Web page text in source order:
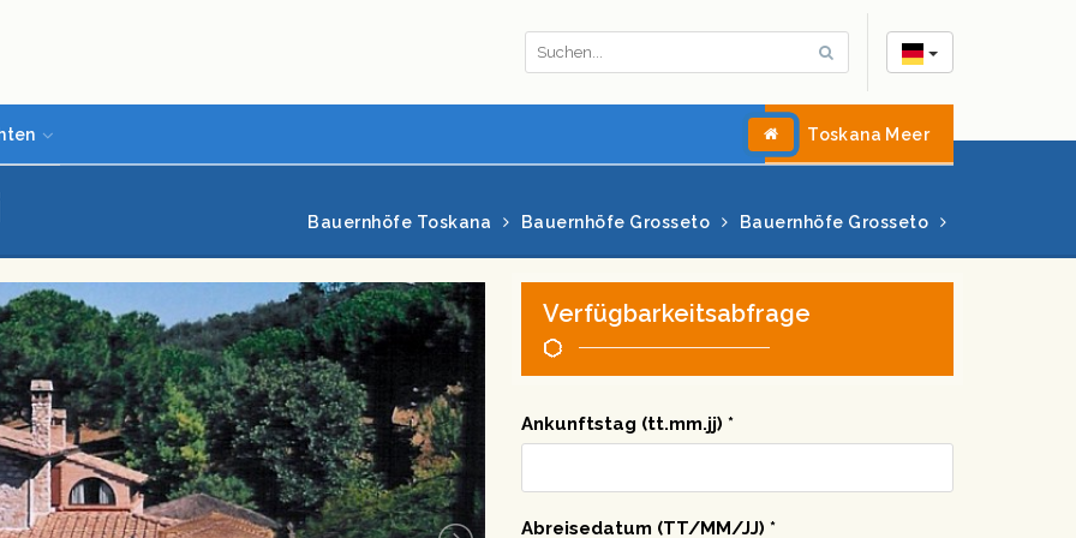
Toskana Meer
Bauernhöfe Toskana Bauernhöfe Grosseto Bauernhöfe Grosseto
Verfügbarkeitsabfrage
Ankunftstag (tt.mm.jj) *
Abreisedatum (TT/MM/JJ) *